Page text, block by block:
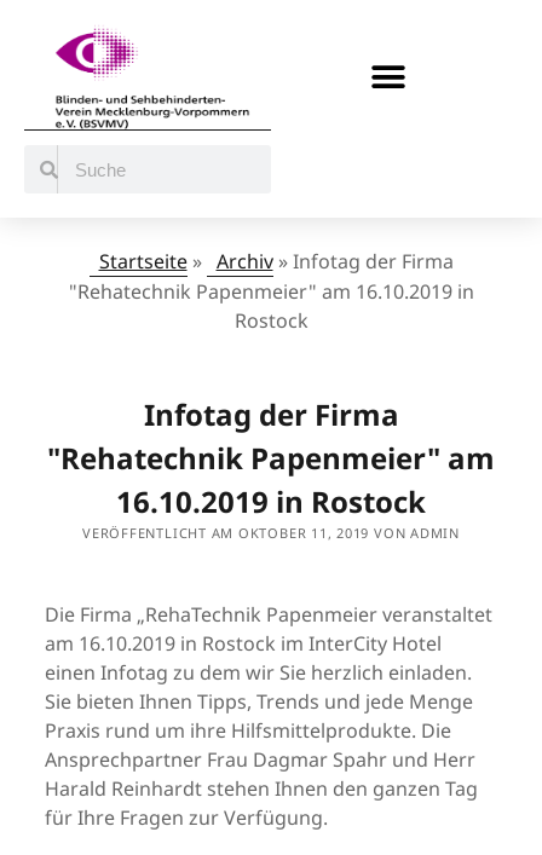
Startseite» Archiv»Infotag der Firma
"Rehatechnik Papenmeier" am 16.10.2019 in
Rostock
Infotag der Firma
"Rehatechnik Papenmeier" am
16.10.2019 in Rostock
VERÖFFENTLICHT AM OKTOBER 11, 2019 VON ADMIN
Die Firma „RehaTechnik Papenmeier veranstaltet
am 16.10.2019 in Rostock im InterCity Hotel
einen Infotag zu dem wir Sie herzlich einladen.
Sie bieten Ihnen Tipps, Trends und jede Menge
Praxis rund um ihre Hilfsmittelprodukte. Die
Ansprechpartner Frau Dagmar Spahr und Herr
Harald Reinhardt stehen Ihnen den ganzen Tag
für Ihre Fragen zur Verfügung.